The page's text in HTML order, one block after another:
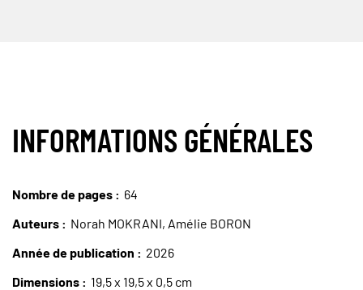
INFORMATIONS GÉNÉRALES
Nombre de pages
64
Auteurs
Norah MOKRANI, Amélie BORON
Année de publication
2026
Dimensions
19,5 x 19,5 x 0,5 cm